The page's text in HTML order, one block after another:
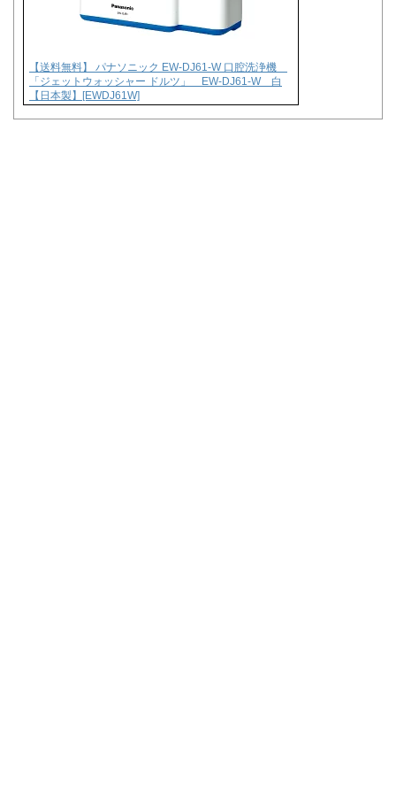
【送料無料】 パナソニック EW-DJ61-W 口腔洗浄機
「ジェットウォッシャー ドルツ」 EW-DJ61-W 白
【日本製】[EWDJ61W]